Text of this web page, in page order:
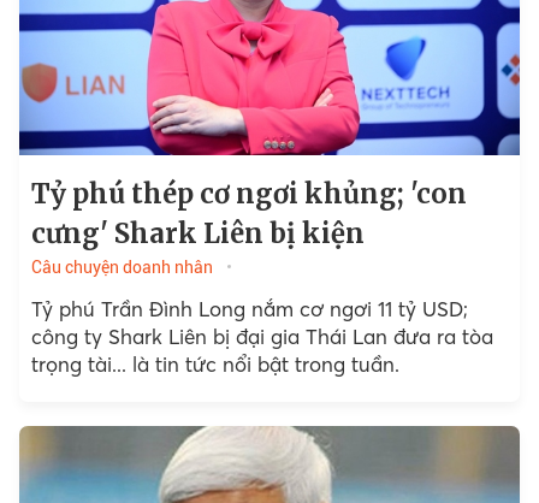
Tỷ phú thép cơ ngơi khủng; 'con
cưng' Shark Liên bị kiện
Câu chuyện doanh nhân
Tỷ phú Trần Đình Long nắm cơ ngơi 11 tỷ USD;
công ty Shark Liên bị đại gia Thái Lan đưa ra tòa
trọng tài... là tin tức nổi bật trong tuần.